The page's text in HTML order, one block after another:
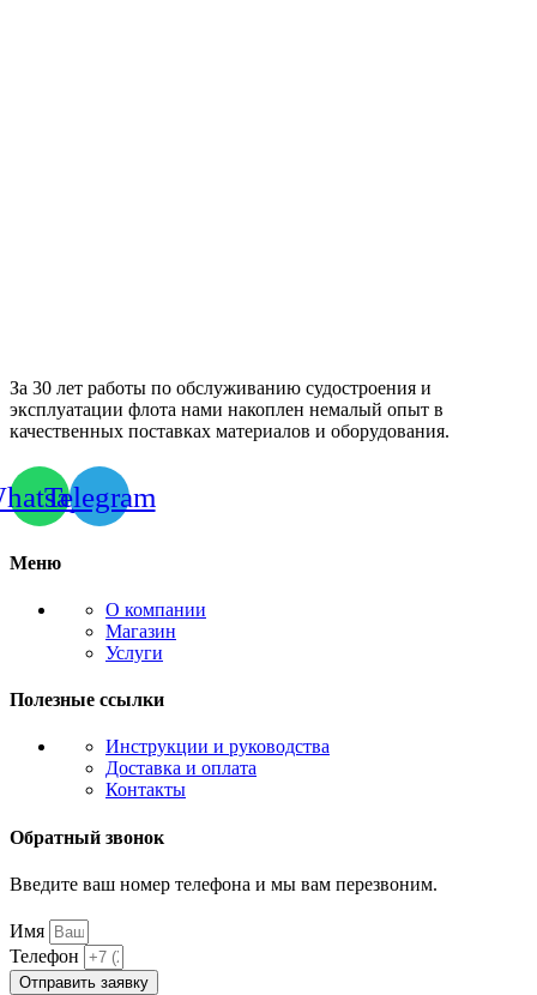
За 30 лет работы по обслуживанию судостроения и
эксплуатации флота нами накоплен немалый опыт в
качественных поставках материалов и оборудования.
Telegram
Меню
О компании
Магазин
Услуги
Полезные ссылки
Инструкции и руководства
Доставка и оплата
Контакты
Обратный звонок
Введите ваш номер телефона и мы вам перезвоним.
Имя
Телефон
Отправить заявку